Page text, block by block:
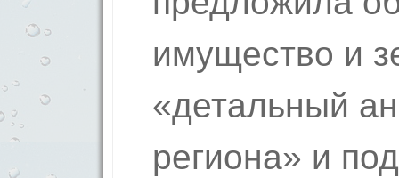
имущество и
«детальный
региона» и